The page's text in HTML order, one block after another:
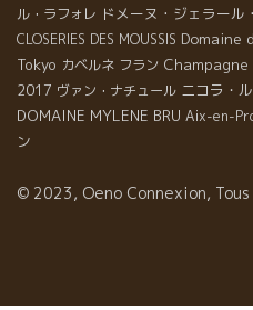
ル・ラフォレ ドメーヌ・ジェラール
CLOSERIES DES MOUSSIS Domaine
Tokyo カベルネ フラン
2017 ヴァン・ナチュール ニコラ・
DOMAINE MYLENE BRU Aix-en-
ン
© 2023, Oeno Connexion,